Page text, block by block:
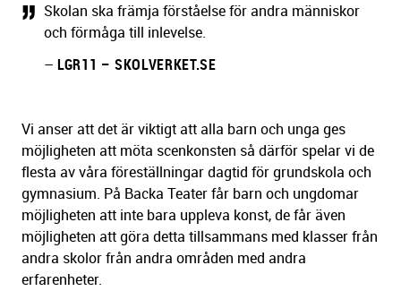
Skolan ska främja förståelse för andra människor
och förmåga till inlevelse.
– LGR11 – SKOLVERKET.SE
Vi anser att det är viktigt att alla barn och unga ges
möjligheten att möta scenkonsten så därför spelar vi de
flesta av våra föreställningar dagtid för grundskola och
gymnasium. På Backa Teater får barn och ungdomar
möjligheten att inte bara uppleva konst, de får även
möjligheten att göra detta tillsammans med klasser från
andra skolor från andra områden med andra
erfarenheter.